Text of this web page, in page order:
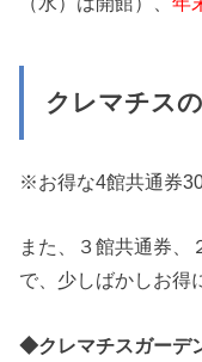
クレマチス
※お得な4館共通券
また、３館共通券、
で、少しばかしお得
◆クレマチスガーデ